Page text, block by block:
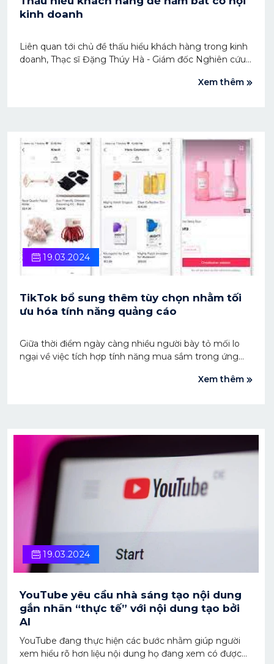
kinh doanh
Liên quan tới chủ đề thấu hiểu khách hàng trong kinh
doanh, Thạc sĩ Đặng Thúy Hà - Giám đốc Nghiên cứu,
có buổi chia sẻ với Sconnect, hội viên của DCCA.
Xem thêm
19.03.2024
TikTok bổ sung thêm tùy chọn nhằm tối
ưu hóa tính năng quảng cáo
Giữa thời điểm ngày càng nhiều người bày tỏ mối lo
ngại về việc tích hợp tính năng mua sắm trong ứng
TikTok vẫn tập trung xây dựng những yếu tố thương
Xem thêm
19.03.2024
YouTube yêu cầu nhà sáng tạo nội dung
gắn nhãn “thực tế” với nội dung tạo bởi
AI
YouTube đang thực hiện các bước nhằm giúp người
xem hiểu rõ hơn liệu nội dung họ đang xem có được